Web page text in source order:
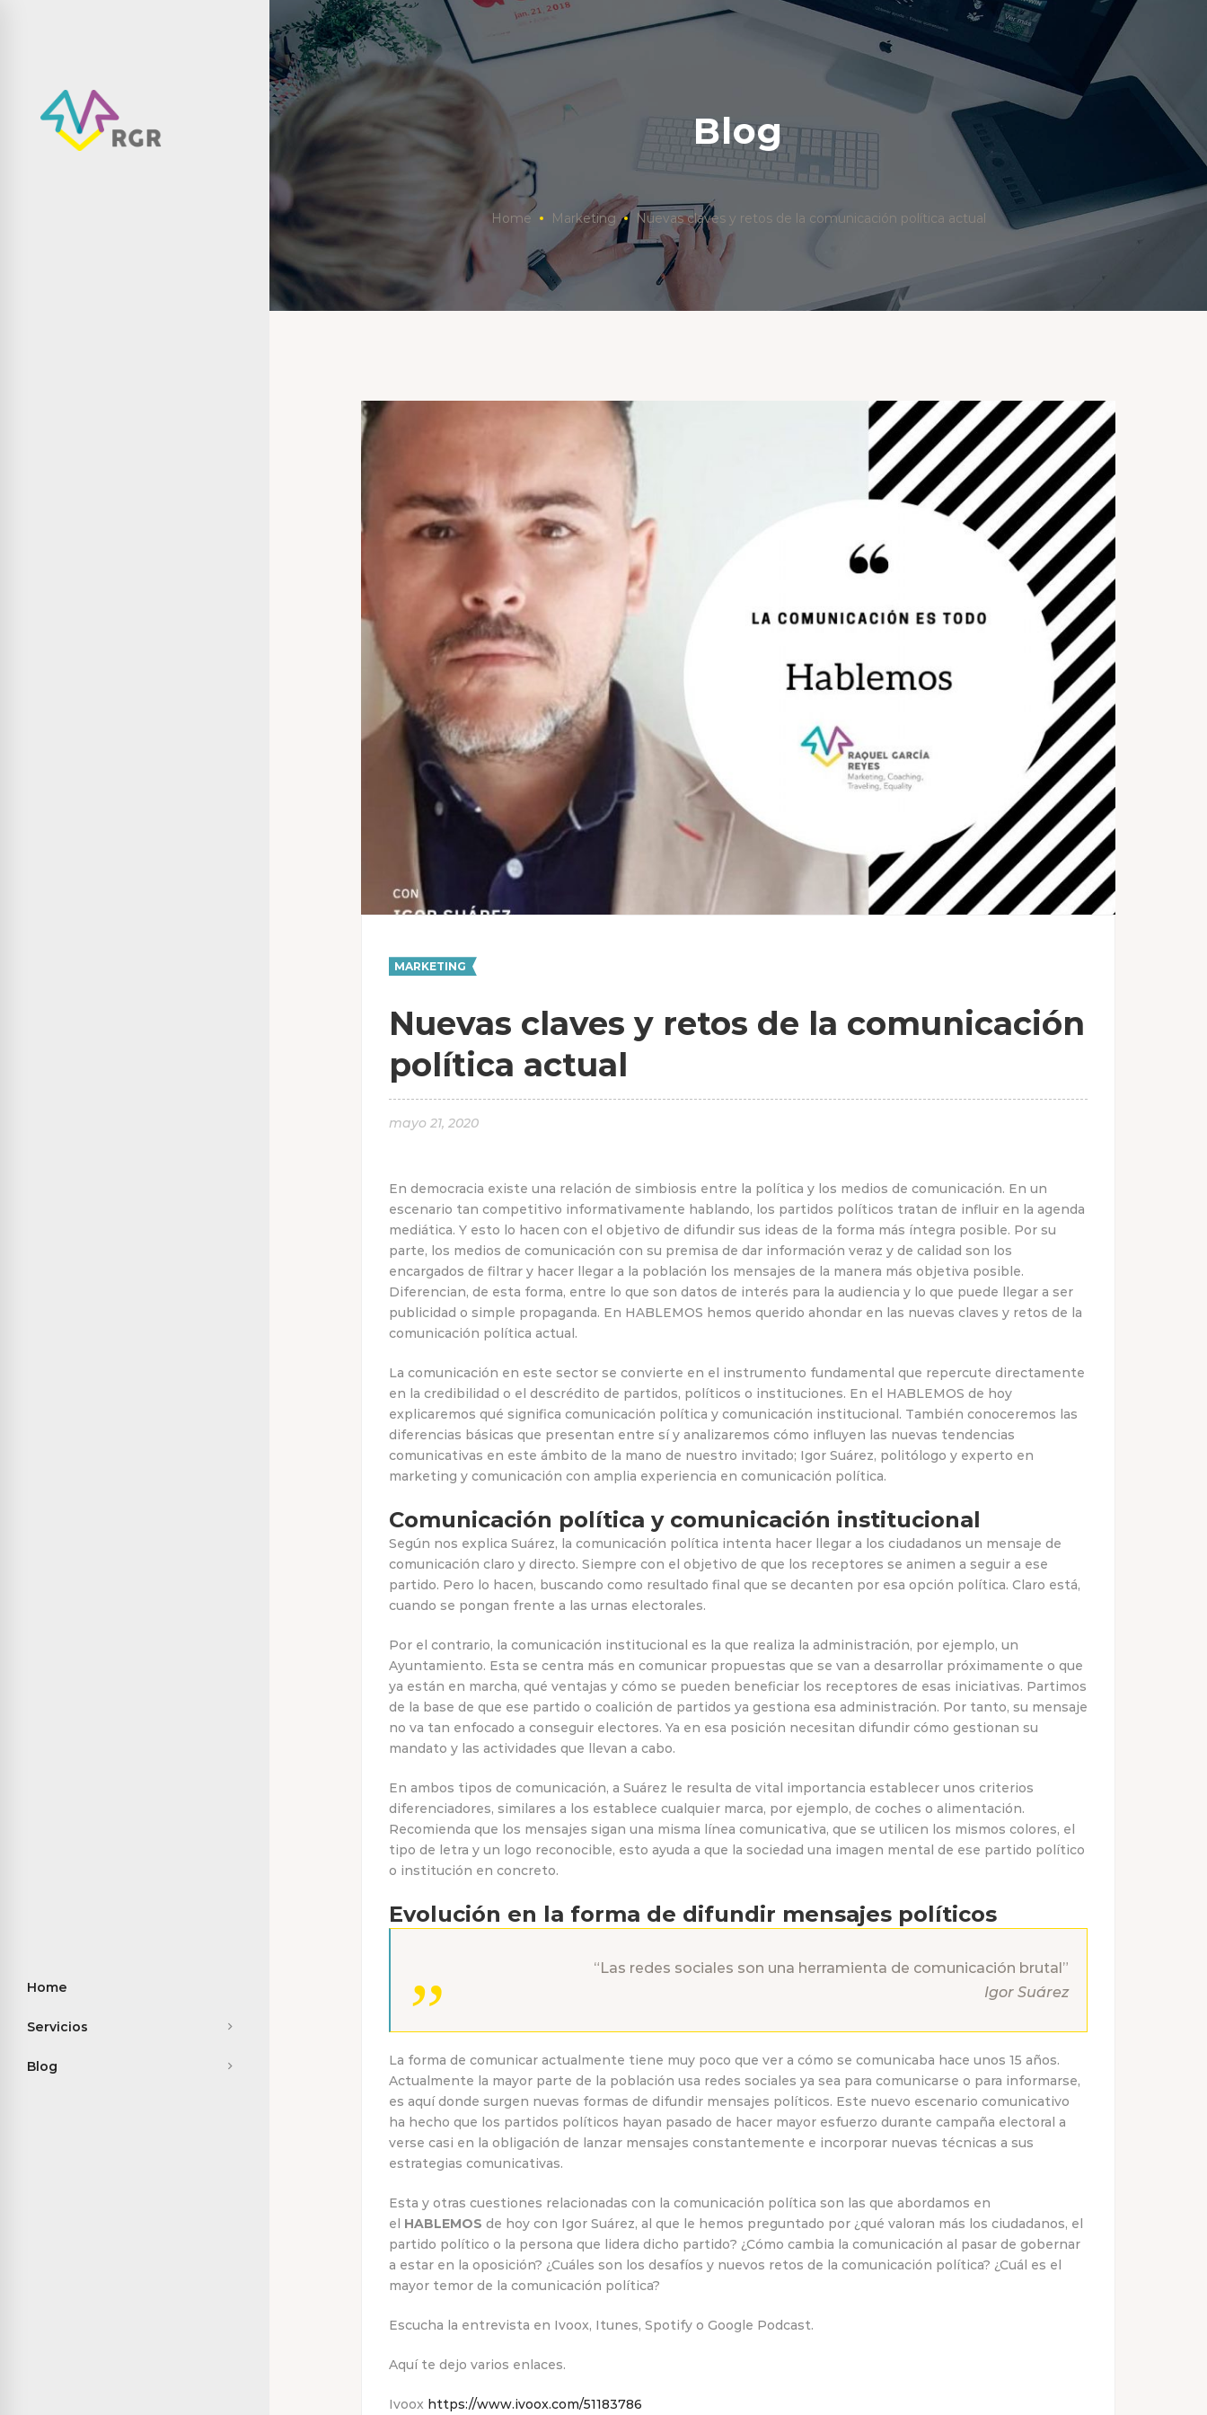
Home
Servicios
Blog
Blog
Home Marketing Nuevas claves y retos de la comunicación política actual
MARKETING
Nuevas claves y retos de la comunicación
política actual
mayo 21, 2020
En democracia existe una relación de simbiosis entre la política y los medios de comunicación. En un
escenario tan competitivo informativamente hablando, los partidos políticos tratan de influir en la agenda
mediática. Y esto lo hacen con el objetivo de difundir sus ideas de la forma más íntegra posible. Por su
parte, los medios de comunicación con su premisa de dar información veraz y de calidad son los
encargados de filtrar y hacer llegar a la población los mensajes de la manera más objetiva posible.
Diferencian, de esta forma, entre lo que son datos de interés para la audiencia y lo que puede llegar a ser
publicidad o simple propaganda. En HABLEMOS hemos querido ahondar en las nuevas claves y retos de la
comunicación política actual.
La comunicación en este sector se convierte en el instrumento fundamental que repercute directamente
en la credibilidad o el descrédito de partidos, políticos o instituciones. En el HABLEMOS de hoy
explicaremos qué significa comunicación política y comunicación institucional. También conoceremos las
diferencias básicas que presentan entre sí y analizaremos cómo influyen las nuevas tendencias
comunicativas en este ámbito de la mano de nuestro invitado; Igor Suárez, politólogo y experto en
marketing y comunicación con amplia experiencia en comunicación política.
Comunicación política y comunicación institucional
Según nos explica Suárez, la comunicación política intenta hacer llegar a los ciudadanos un mensaje de
comunicación claro y directo. Siempre con el objetivo de que los receptores se animen a seguir a ese
partido. Pero lo hacen, buscando como resultado final que se decanten por esa opción política. Claro está,
cuando se pongan frente a las urnas electorales.
Por el contrario, la comunicación institucional es la que realiza la administración, por ejemplo, un
Ayuntamiento. Esta se centra más en comunicar propuestas que se van a desarrollar próximamente o que
ya están en marcha, qué ventajas y cómo se pueden beneficiar los receptores de esas iniciativas. Partimos
de la base de que ese partido o coalición de partidos ya gestiona esa administración. Por tanto, su mensaje
no va tan enfocado a conseguir electores. Ya en esa posición necesitan difundir cómo gestionan su
mandato y las actividades que llevan a cabo.
En ambos tipos de comunicación, a Suárez le resulta de vital importancia establecer unos criterios
diferenciadores, similares a los establece cualquier marca, por ejemplo, de coches o alimentación.
Recomienda que los mensajes sigan una misma línea comunicativa, que se utilicen los mismos colores, el
tipo de letra y un logo reconocible, esto ayuda a que la sociedad una imagen mental de ese partido político
o institución en concreto.
Evolución en la forma de difundir mensajes políticos
“Las redes sociales son una herramienta de comunicación brutal”
Igor Suárez
La forma de comunicar actualmente tiene muy poco que ver a cómo se comunicaba hace unos 15 años.
Actualmente la mayor parte de la población usa redes sociales ya sea para comunicarse o para informarse,
es aquí donde surgen nuevas formas de difundir mensajes políticos. Este nuevo escenario comunicativo
ha hecho que los partidos políticos hayan pasado de hacer mayor esfuerzo durante campaña electoral a
verse casi en la obligación de lanzar mensajes constantemente e incorporar nuevas técnicas a sus
estrategias comunicativas.
Esta y otras cuestiones relacionadas con la comunicación política son las que abordamos en
el HABLEMOS de hoy con Igor Suárez, al que le hemos preguntado por ¿qué valoran más los ciudadanos, el
partido político o la persona que lidera dicho partido? ¿Cómo cambia la comunicación al pasar de gobernar
a estar en la oposición? ¿Cuáles son los desafíos y nuevos retos de la comunicación política? ¿Cuál es el
mayor temor de la comunicación política?
Escucha la entrevista en Ivoox, Itunes, Spotify o Google Podcast.
Aquí te dejo varios enlaces.
Ivoox https://www.ivoox.com/51183786